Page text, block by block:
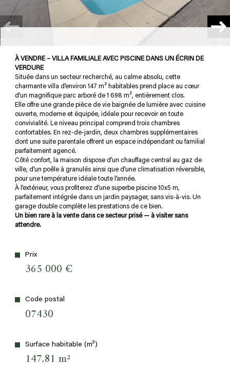
COPROPRIÉTÉ
plus d'informations sur
LE QUARTIER
bilan
ÉNERGÉTIQUE
À VENDRE – VILLA FAMILIALE AVEC PISCINE DANS UN ÉCRIN DE
VERDURE
Située dans un secteur recherché, au calme absolu, cette
charmante villa d’environ 147 m² habitables prend place au cœur
d’un magnifique parc arboré de 1 698 m², entièrement clos.
Elle offre une grande pièce de vie baignée de lumière avec cuisine
ouverte, moderne et équipée, idéale pour recevoir en toute
convivialité. Le niveau principal comprend trois chambres
confortables. En rez-de-jardin, deux chambres supplémentaires
dont une suite parentale offrent un espace indépendant ou familial
parfaitement agencé.
Côté confort, la maison dispose d’un chauffage central au gaz de
ville, d’un poêle à granulés ainsi que d’une climatisation réversible,
pour une température idéale toute l’année.
À l’extérieur, vous profiterez d’une superbe piscine 10x5 m,
parfaitement intégrée dans un jardin paysager, sans vis-à-vis. Un
garage double complète les prestations de ce bien.
Un bien rare à la vente dans ce secteur prisé — à visiter sans
attendre.
Prix
365 000 €
Code postal
07430
Surface habitable (m²)
147,81 m²